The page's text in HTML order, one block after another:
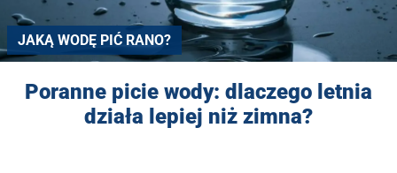
JAKĄ WODĘ PIĆ RANO?
Poranne picie wody: dlaczego letnia
działa lepiej niż zimna?